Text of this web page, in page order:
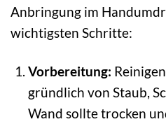
Anbringung im
wichtigsten Schritte:
Vorbereitung:
gründlich von Staub,
Wand sollte trocken